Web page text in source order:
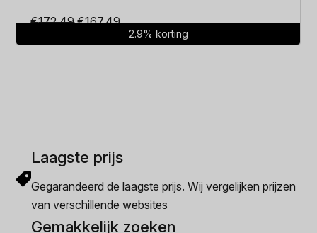
€172.49Oorspronkelijke
€167.49Huidige
prijs
2.9% korting
Laagste prijs
Gegarandeerd de laagste prijs. Wij vergelijken prijzen
van verschillende websites
Gemakkelijk zoeken